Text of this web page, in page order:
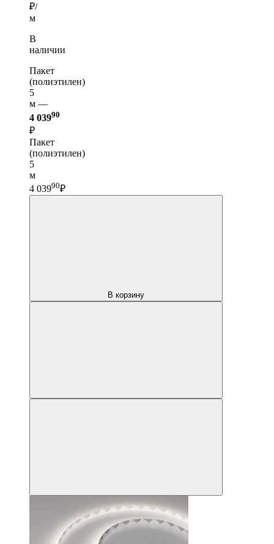
₽/
м
В
наличии
Пакет
(полиэтилен)
5
м —
4 03990
₽
Пакет
(полиэтилен)
5
м
4 03990₽
В корзину